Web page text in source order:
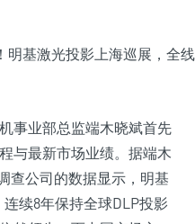
事业部总监端木晓斌首先
与最新市场业绩。据端木
查公司的数据显示，明基
连续8年保持全球DLP投影